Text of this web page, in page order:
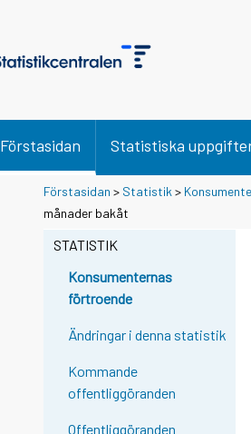
Förstasidan Statistiska
Förstasidan > Statistik >
månader bakåt
STATISTIK
Konsumenternas
förtroende
Ändringar i denna statistik
Kommande
offentliggöranden
Offentliggöranden